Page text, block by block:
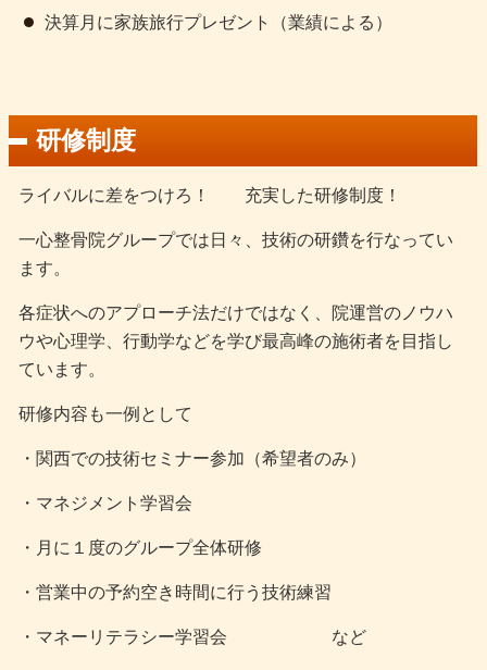
決算月に家族旅行プレゼント（業績による）
研修制度
ライバルに差をつけろ！ 充実した研修制度！
一心整骨院グループでは日々、技術の研鑽を行なってい
ます。
各症状へのアプローチ法だけではなく、院運営のノウハ
ウや心理学、行動学などを学び最高峰の施術者を目指し
ています。
研修内容も一例として
・関西での技術セミナー参加（希望者のみ）
・マネジメント学習会
・月に１度のグループ全体研修
・営業中の予約空き時間に行う技術練習
・マネーリテラシー学習会 など